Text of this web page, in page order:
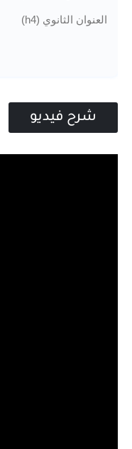
العنوان الثانوي (h4)
شرح فيديو